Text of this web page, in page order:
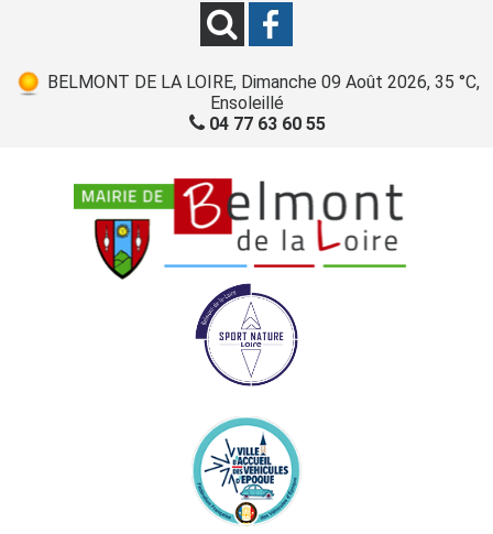
BELMONT DE LA LOIRE, Dimanche 09 Août 2026, 35 °C,
Ensoleillé
04 77 63 60 55